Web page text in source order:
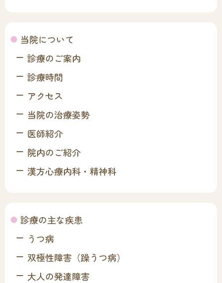
当院について
診療のご案内
診療時間
アクセス
当院の治療姿勢
医師紹介
院内のご紹介
漢方心療内科・精神科
診療の主な疾患
うつ病
双極性障害（躁うつ病）
大人の発達障害